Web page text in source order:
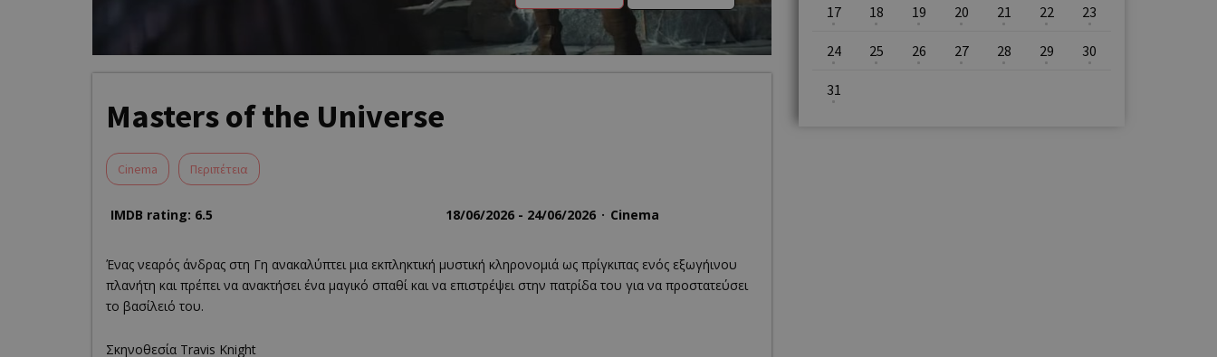
Masters of the Universe
Cinema Περιπέτεια
IMDB rating: 6.5 18/06/2026 - 24/06/2026 Cinema
Ένας νεαρός άνδρας στη Γη ανακαλύπτει μια εκπληκτική μυστική κληρονομιά ως πρίγκιπας ενός εξωγήινου
πλανήτη και πρέπει να ανακτήσει ένα μαγικό σπαθί και να επιστρέψει στην πατρίδα του για να προστατεύσει
το βασίλειό του.
Σκηνοθεσία Travis Knight
17 18 19 20 21 22 23
24 25 26 27 28 29 30
31